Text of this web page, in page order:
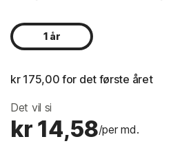
1 år
kr 175,00 for det første året
Det vil si
kr 14,58/per md.